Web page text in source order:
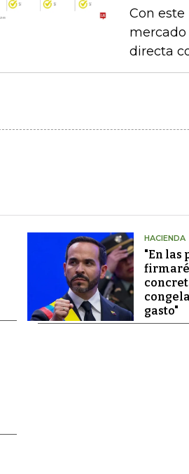
Con
directa
HACIENDA
"En las
firmaré
gasto"